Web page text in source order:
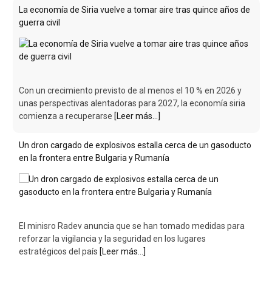
La economía de Siria vuelve a tomar aire tras quince años de
guerra civil
Con un crecimiento previsto de al menos el 10 % en 2026 y
unas perspectivas alentadoras para 2027, la economía siria
comienza a recuperarse [Leer más...]
Un dron cargado de explosivos estalla cerca de un gasoducto
en la frontera entre Bulgaria y Rumanía
El minisro Radev anuncia que se han tomado medidas para
reforzar la vigilancia y la seguridad en los lugares
estratégicos del país [Leer más...]